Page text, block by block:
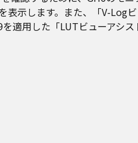
表示します。また、「V-Log
適用した「LUTビューアシ